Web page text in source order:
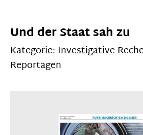
Und der Staat sah zu
Kategorie: Investigative
Reportagen